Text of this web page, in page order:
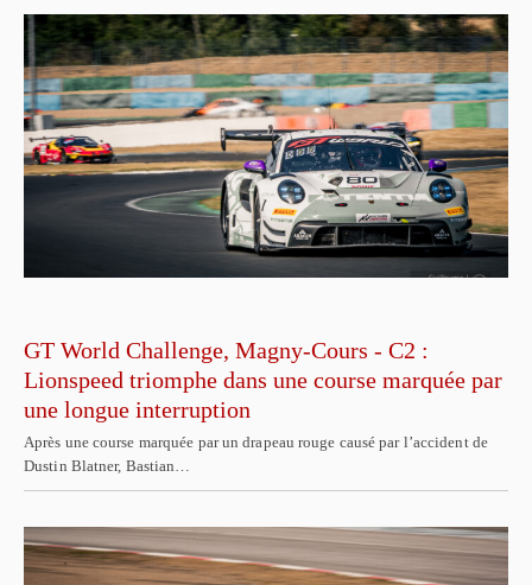
GT World Challenge, Magny-Cours - C2 :
Lionspeed triomphe dans une course marquée par
une longue interruption
Après une course marquée par un drapeau rouge causé par l’accident de
Dustin Blatner, Bastian…